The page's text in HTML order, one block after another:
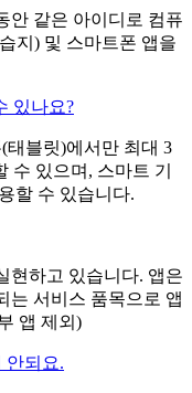
안 같은 아이디로 컴퓨
지) 및 스마트폰 앱을
있나요?
태블릿)에서만 최대 3
수 있으며, 스마트 기
할 수 있습니다.
현하고 있습니다. 앱은
는 서비스 품목으로 앱
앱 제외)
안되요.